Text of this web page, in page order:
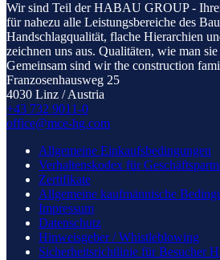
Wir sind Teil der HABAU GROUP -
für nahezu alle Leistungsbereiche des
Handschlagqualität, flache Hierarchien
zeichnen uns aus. Qualitäten, wie man
Gemeinsam sind wir the construction
Franzosenhausweg 25
4030 Linz / Austria
+43 732 9011-0
office@mce-hg.com
Allgemeine Einkaufsbedingungen
Verhaltenskodex für
Zertifikate
Allgemeine kaufmännische
Impressum
Datenschutz
Hinweisgeber / Whistleblowing
Sicherheitsrichtlinie für Besucher